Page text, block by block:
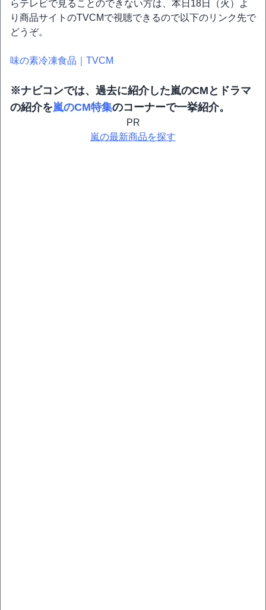
らテレビで見ることのできない方は、本日18日（火）よ
り商品サイトのTVCMで視聴できるので以下のリンク先で
どうぞ。
味の素冷凍食品｜TVCM
※ナビコンでは、過去に紹介した嵐のCMとドラマ
の紹介を嵐のCM特集のコーナーで一挙紹介。
PR
嵐の最新商品を探す